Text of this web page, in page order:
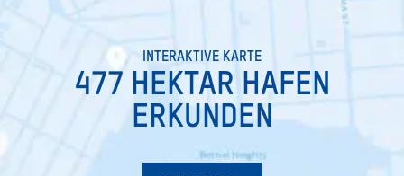
INTERAKTIVE KARTE
477 HEKTAR HAFEN
ERKUNDEN